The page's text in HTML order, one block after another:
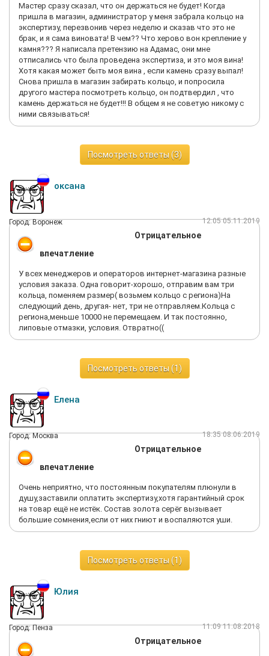
компании за махинации),но для Петина это не уважительная
причина...
взял с тем,чтобы поднять ее до директора из
продавцов,ведь Петин еще звезду положит себе , "развивая
кадровый резерв",
даже если сотрудников увольняли за махинации.
Нет уважения ни к подчиненным,ни к руководству,маразм
крепчал,деревья гнулись. Сколько уволилось из-за Петина и
Горюшкиной???
Да все....Рыба гниет с головы. Разваливает все...
Мастер сразу сказал, что он держаться не будет! Когда
пришла в магазин, администратор у меня забрала кольцо на
экспертизу, перезвонив через неделю и сказав что это не
брак, и я сама виновата! В чем?? Что херово вон крепление у
камня??? Я написала претензию на Адамас, они мне
отписались что была проведена экспертиза, и это моя вина!
Хотя какая может быть моя вина , если камень сразу выпал!
Снова пришла в магазин забирать кольцо, и попросила
другого мастера посмотреть кольцо, он подтвердил , что
камень держаться не будет!!! В общем я не советую никому с
ними связываться!
Посмотреть ответы (3)
оксана
Город: Воронеж 12:05 05.11.2019
Отрицательное
впечатление
У всех менеджеров и операторов интернет-магазина разные
условия заказа. Одна говорит-хорошо, отправим вам три
кольца, поменяем размер( возьмем кольцо с региона)На
следующий день, другая- нет, три не отправляем.Кольца с
региона,меньше 10000 не перемещаем. И так постоянно,
липовые отмазки, условия. Отвратно((
Посмотреть ответы (1)
Елена
Город: Москва 18:35 08.06.2019
Отрицательное
впечатление
Очень неприятно, что постоянным покупателям плюнули в
душу,заставили оплатить экспертизу,хотя гарантийный срок
на товар ещё не истёк. Состав золота серёг вызывает
большие сомнения,если от них гниют и воспаляются уши.
Посмотреть ответы (1)
Юлия
Город: Пенза 11:09 11.08.2018
Отрицательное